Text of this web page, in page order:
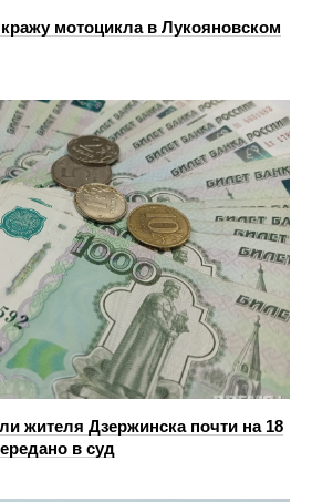
мотоцикла в Лукояновском
жителя Дзержинска почти на 18
в суд